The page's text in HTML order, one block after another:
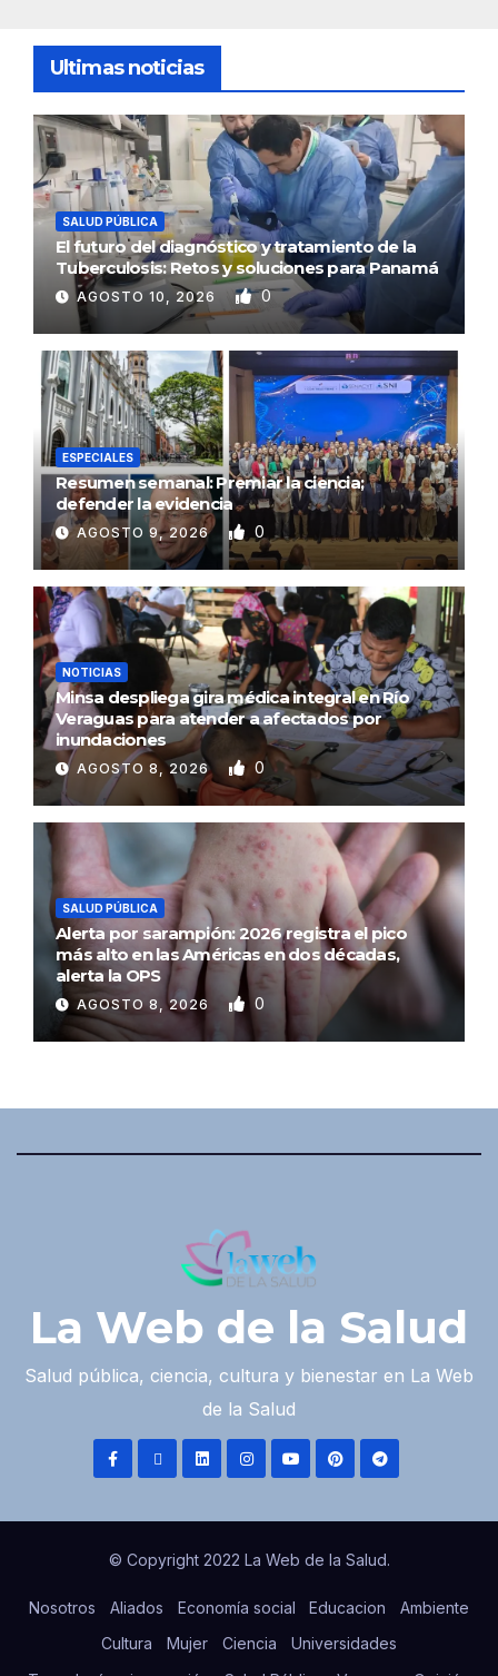
Ultimas noticias
SALUD PÚBLICA
El futuro del diagnóstico y tratamiento de la
Tuberculosis: Retos y soluciones para Panamá
AGOSTO 10, 2026 0
ESPECIALES
Resumen semanal: Premiar la ciencia;
defender la evidencia
AGOSTO 9, 2026 0
NOTICIAS
Minsa despliega gira médica integral en Río
Veraguas para atender a afectados por
inundaciones
AGOSTO 8, 2026 0
SALUD PÚBLICA
Alerta por sarampión: 2026 registra el pico
más alto en las Américas en dos décadas,
alerta la OPS
AGOSTO 8, 2026 0
La Web de la Salud
Salud pública, ciencia, cultura y bienestar en La Web
de la Salud
© Copyright 2022 La Web de la Salud.
Nosotros Aliados Economía social Educacion
Ambiente
Cultura
Mujer Ciencia
Universidades